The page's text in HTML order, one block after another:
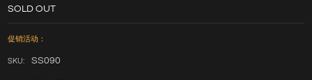
SOLD OUT
促销活动：
SKU: SS090